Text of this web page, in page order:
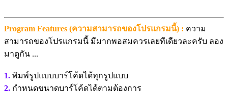
Program Features (ความสามารถของโปรแกรมนี้) : ความ
สามารถของโปรแกรมนี้ มีมากพอสมควรเลยทีเดียวละครับ ลอง
มาดูกัน ...
1. พิมพ์รูปแบบบาร์โค้ดได้ทุกรูปแบบ
2. กำหนดขนาดบาร์โค้ดได้ตามต้องการ